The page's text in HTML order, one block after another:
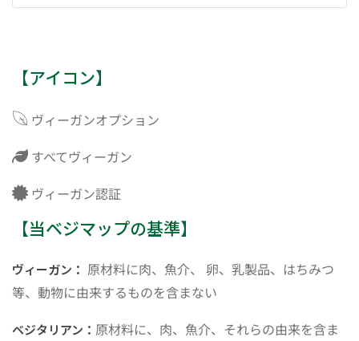
【アイコン】
ヴィーガンオプション
すべてヴィーガン
ヴィーガン認証
【当ベジマップの基準】
ヴィーガン： 原材料に肉、魚介、 卵、乳製品、はちみつ
等、動物に由来するものを含まない
ベジタリアン： 原材料に、肉、魚介、それらの由来を含ま